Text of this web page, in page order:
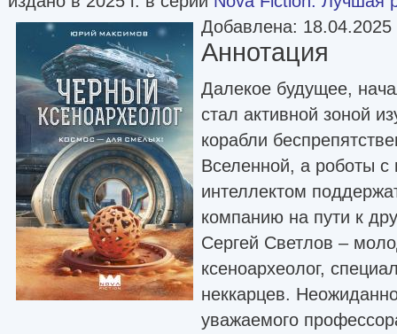
Добавлена: 18.04.2025
Аннотация
Далекое будущее,
стал активной зоной
корабли
Вселенной, а роботы с
интеллектом
компанию на пути к
Сергей Светлов –
ксеноархеолог,
неккарцев.
уважаемого